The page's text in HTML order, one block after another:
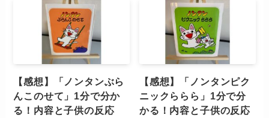
【感想】「ノンタンぶら
んこのせて」1分で分か
る！内容と子供の反応
【感想】「ノンタンピク
ニックららら」1分で分
かる！内容と子供の反応